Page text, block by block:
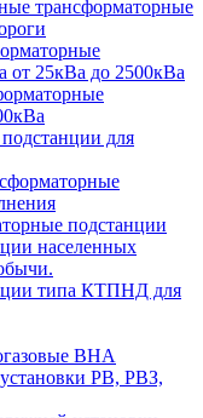
трансформаторные
от 25кВа до 2500кВа
для
подстанции
населенных
типа КТПНД для
ВНА
РВ, РВЗ,